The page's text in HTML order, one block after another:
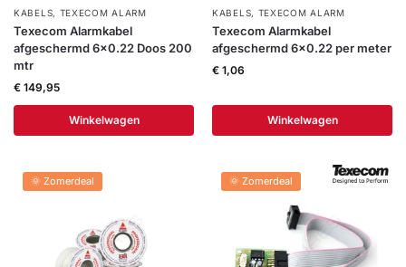
KABELS, TEXECOM ALARM
Texecom Alarmkabel
afgeschermd 6×0.22 Doos 200
mtr
€ 149,95
Winkelwagen
KABELS, TEXECOM ALARM
Texecom Alarmkabel
afgeschermd 6×0.22 per meter
€ 1,06
Winkelwagen
🌞 Zomerdeal 🌞 Zomerdeal